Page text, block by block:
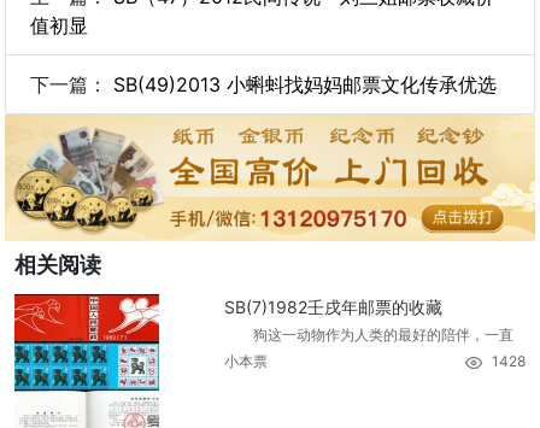
值初显
下一篇： SB(49)2013 小蝌蚪找妈妈邮票文化传承优选
相关阅读
SB(7)1982壬戌年邮票的收藏
狗这一动物作为人类的最好的陪伴，一直
小本票
1428